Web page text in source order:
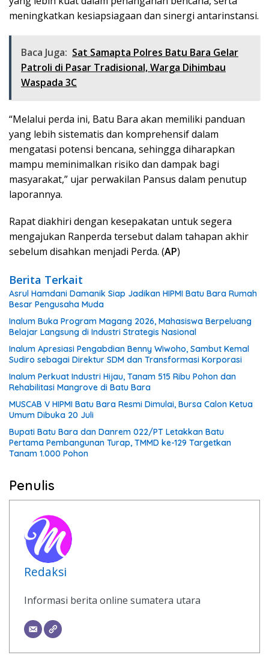
meningkatkan kesiapsiagaan dan sinergi antarinstansi.
Baca Juga: Sat Samapta Polres Batu Bara Gelar
Patroli di Pasar Tradisional, Warga Dihimbau
Waspada 3C
“Melalui perda ini, Batu Bara akan memiliki panduan
yang lebih sistematis dan komprehensif dalam
mengatasi potensi bencana, sehingga diharapkan
mampu meminimalkan risiko dan dampak bagi
masyarakat,” ujar perwakilan Pansus dalam penutup
laporannya.
Rapat diakhiri dengan kesepakatan untuk segera
mengajukan Ranperda tersebut dalam tahapan akhir
sebelum disahkan menjadi Perda. (AP)
Berita Terkait
Asrul Hamdani Damanik Siap Jadikan HIPMI Batu Bara Rumah
Besar Pengusaha Muda
Inalum Buka Program Magang 2026, Mahasiswa Berpeluang
Belajar Langsung di Industri Strategis Nasional
Inalum Apresiasi Pengabdian Benny Wiwoho, Sambut Kemal
Sudiro sebagai Direktur SDM dan Transformasi Korporasi
Inalum Perkuat Industri Hijau, Tanam 515 Ribu Pohon dan
Rehabilitasi Mangrove di Batu Bara
MUSCAB V HIPMI Batu Bara Resmi Dimulai, Bursa Calon Ketua
Umum Dibuka 20 Juli
Bupati Batu Bara dan Danrem 022/PT Letakkan Batu
Pertama Pembangunan Turap, TMMD ke-129 Targetkan
Tanam 1.000 Pohon
Penulis
Redaksi
Informasi berita online sumatera utara